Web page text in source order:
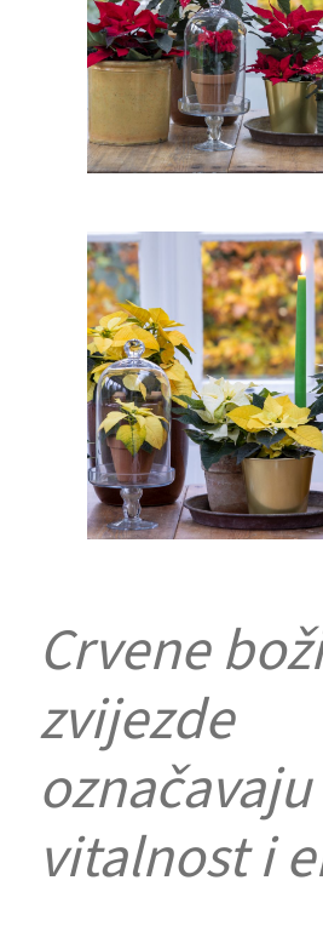
Crvene
zvijezde
označavaju
vitalnost i